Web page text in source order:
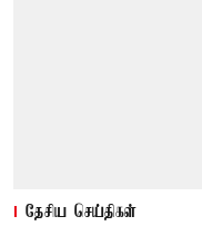
தேசிய செய்திகள்